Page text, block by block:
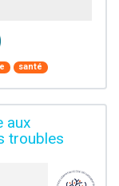
santé
aux
troubles